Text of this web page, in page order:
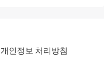
개인정보 처리방침